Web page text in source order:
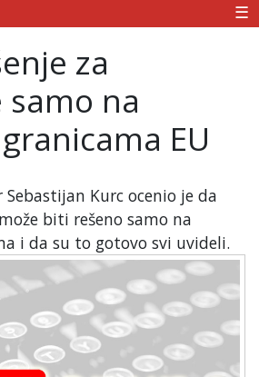
☰
za
na
EU
Kurc ocenio je da
biti rešeno samo na
i da su to gotovo svi uvideli.